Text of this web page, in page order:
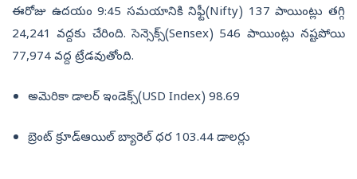
ఈరోజు ఉదయం 9:45 సమయానికి నిఫ్టీ(Nifty) 137 పాయింట్లు తగ్గి
24,241 వద్దకు చేరింది. సెన్సెక్స్‌(Sensex) 546 పాయింట్లు నష్టపోయి
77,974 వద్ద ట్రేడవుతోంది.
అమెరికా డాలర్‌ ఇండెక్స్‌(USD Index) 98.69
బ్రెంట్‌ క్రూడ్‌ఆయిల్‌ బ్యారెల్‌ ధర 103.44 డాలర్లు